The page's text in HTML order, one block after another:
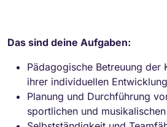
Das sind deine Aufgaben:
Pädagogische Betreuung der
ihrer individuellen
Planung und Durchführung
sportlichen und